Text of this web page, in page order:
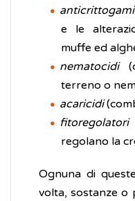
e le
muffe ed
nematocidi
terreno o
acaricidi
regolano la
Ognuna di
volta, sostanze o